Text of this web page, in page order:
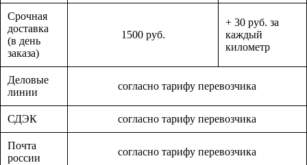
Срочная
доставка
(в день
заказа)
1500 руб.
+ 30 руб. за
каждый
километр
Деловые
линии
согласно тарифу перевозчика
СДЭК согласно тарифу перевозчика
Почта
россии
согласно тарифу перевозчика